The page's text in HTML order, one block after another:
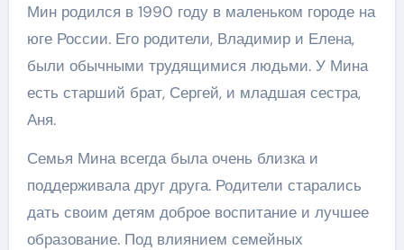
Мин родился в 1990 году в маленьком городе на
юге России. Его родители, Владимир и Елена,
были обычными трудящимися людьми. У Мина
есть старший брат, Сергей, и младшая сестра,
Аня.
Семья Мина всегда была очень близка и
поддерживала друг друга. Родители старались
дать своим детям доброе воспитание и лучшее
образование. Под влиянием семейных